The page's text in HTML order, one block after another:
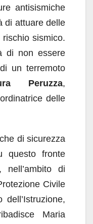
antisismiche
di attuare delle
sismico.
di non essere
un terremoto
Peruzza,
delle
di sicurezza
questo fronte
di
Civile
Maria